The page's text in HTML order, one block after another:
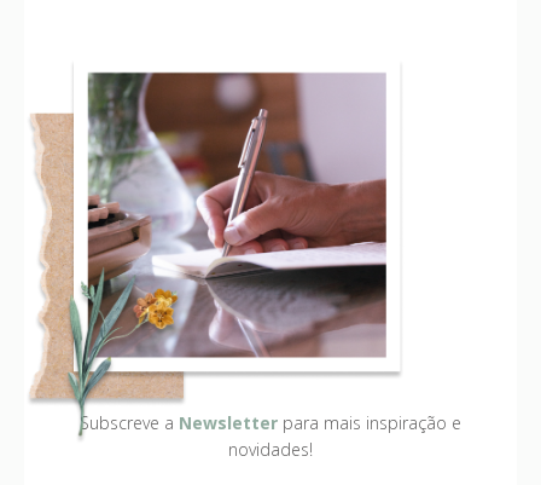
Subscreve a Newsletter para mais inspiração e
novidades!